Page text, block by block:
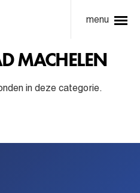
menu
MACHELEN
in deze categorie.